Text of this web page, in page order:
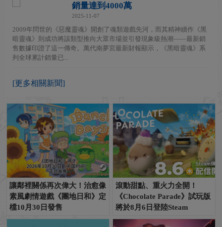
銷量達到4000萬
2025-11-07
2009年問世的《惡魔靈魂》開創了魂類遊戲先河，而其精神續作《黑
暗靈魂》則成功將該類型推向大眾市場並引發現象級熱潮——最新銷
售數據印證了這一傳奇。萬代南夢宮最新財報顯示，《黑暗靈魂》系
列全球累計銷量已...
[更多相關新聞]
讓鄰裡關係再次偉大！治愈像
素風劇情遊戲《團地日和》定
檔10月30日發售
滾動甜點、重火力全開！
《Chocolate Parade》試玩版
將於8月6日登陸Steam